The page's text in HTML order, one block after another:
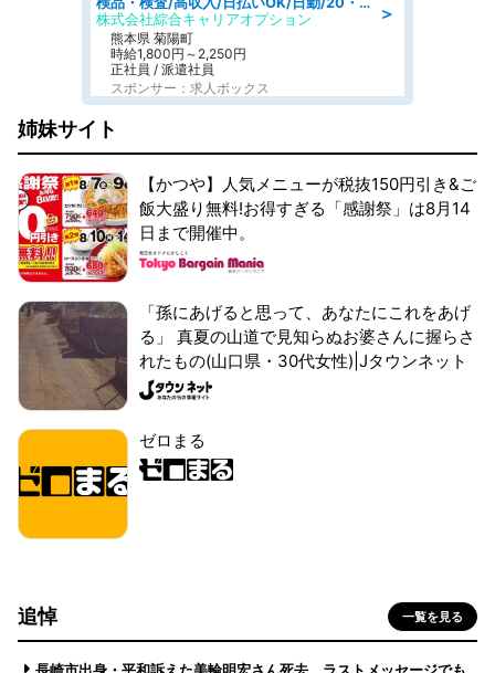
＞
株式会社綜合キャリアオプション
熊本県 菊陽町
時給1,800円～2,250円
正社員 / 派遣社員
スポンサー：求人ボックス
姉妹サイト
【かつや】人気メニューが税抜150円引き&ご
飯大盛り無料!お得すぎる「感謝祭」は8月14
日まで開催中。
「孫にあげると思って、あなたにこれをあげ
る」 真夏の山道で見知らぬお婆さんに握らさ
れたもの(山口県・30代女性)|Jタウンネット
ゼロまる
追悼 一覧を見る